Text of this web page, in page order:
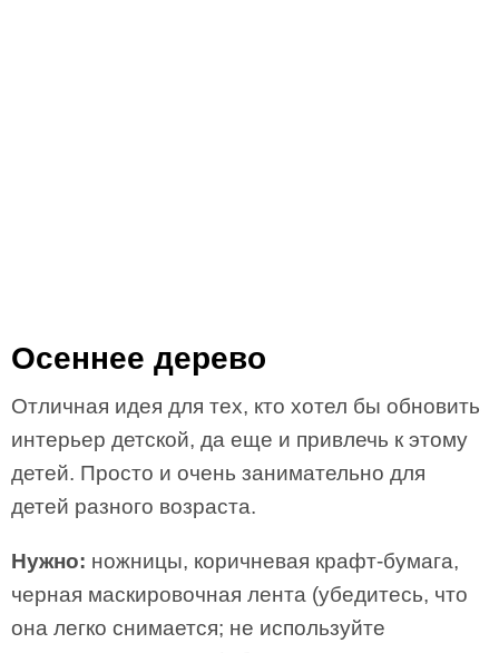
Осеннее дерево
Отличная идея для тех, кто хотел бы обновить
интерьер детской, да еще и привлечь к этому
детей. Просто и очень занимательно для
детей разного возраста.
Нужно: ножницы, коричневая крафт-бумага,
черная маскировочная лента (убедитесь, что
она легко снимается; не используйте